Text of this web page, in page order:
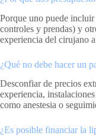
Porque uno puede
controles y prendas) y
experiencia del cirujano
¿Qué no debe hacer un
Desconfiar de precios
experiencia,
como anestesia o
¿Es posible financiar la